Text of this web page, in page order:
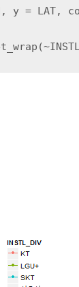
y = LAT,